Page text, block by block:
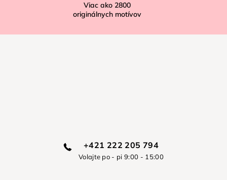
Viac ako 2800
originálnych motívov
+421 222 205 794
Volajte po - pi 9:00 - 15:00